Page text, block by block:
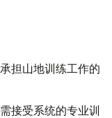
担山地训练工作的
接受系统的专业训